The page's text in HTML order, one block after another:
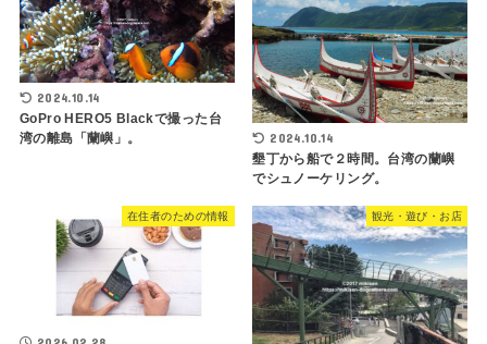
2024.10.14
GoPro HERO5 Blackで撮った台
湾の離島「蘭嶼」。
2024.10.14
墾丁から船で２時間。台湾の蘭嶼
でシュノーケリング。
在住者のための情報 観光・遊び・お店